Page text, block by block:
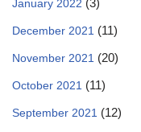
January 2022 (3)
December 2021 (11)
November 2021 (20)
October 2021 (11)
September 2021 (12)